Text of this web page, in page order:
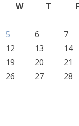
W T F
5 6 7
12 13 14
19 20 21
26 27 28